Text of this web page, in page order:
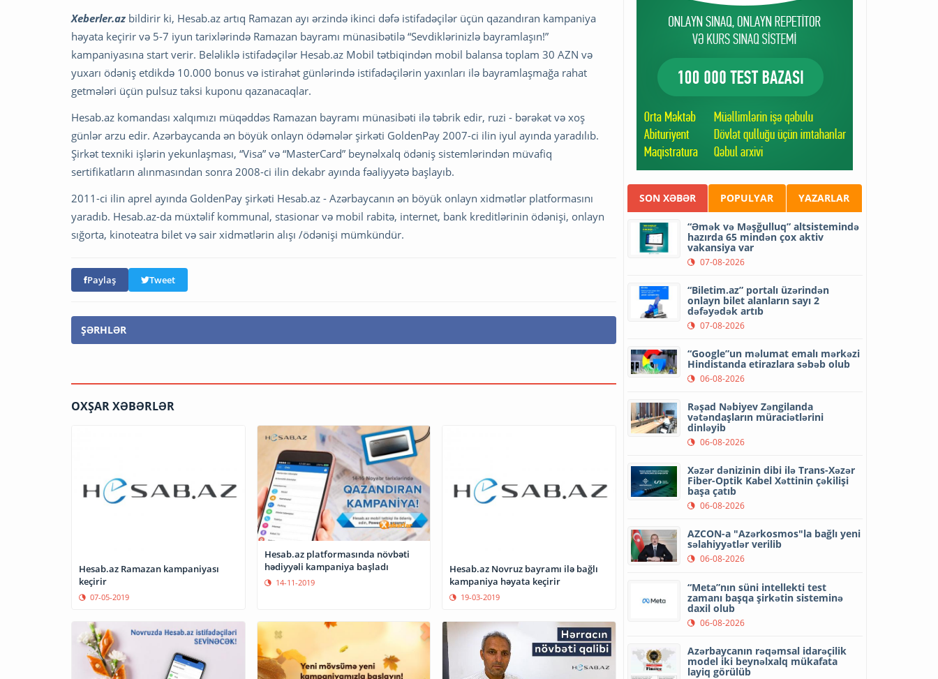
Xeberler.az bildirir ki, Hesab.az artıq Ramazan ayı ərzində ikinci dəfə istifadəçilər üçün qazandıran kampaniya
həyata keçirir və 5-7 iyun tarixlərində Ramazan bayramı münasibətilə “Sevdiklərinizlə bayramlaşın!”
kampaniyasına start verir. Beləliklə istifadəçilər Hesab.az Mobil tətbiqindən mobil balansa toplam 30 AZN və
yuxarı ödəniş etdikdə 10.000 bonus və istirahət günlərində istifadəçilərin yaxınları ilə bayramlaşmağa rahat
getmələri üçün pulsuz taksi kuponu qazanacaqlar.
Hesab.az komandası xalqımızı müqəddəs Ramazan bayramı münasibəti ilə təbrik edir, ruzi - bərəkət və xoş
günlər arzu edir. Azərbaycanda ən böyük onlayn ödəmələr şirkəti GoldenPay 2007-ci ilin iyul ayında yaradılıb.
Şirkət texniki işlərin yekunlaşması, “Visa” və “MasterCard” beynəlxalq ödəniş sistemlərindən müvafiq
sertifikatların alınmasından sonra 2008-ci ilin dekabr ayında fəaliyyətə başlayıb.
2011-ci ilin aprel ayında GoldenPay şirkəti Hesab.az - Azərbaycanın ən böyük onlayn xidmətlər platformasını
yaradıb. Hesab.az-da müxtəlif kommunal, stasionar və mobil rabitə, internet, bank kreditlərinin ödənişi, onlayn
sığorta, kinoteatra bilet və sair xidmətlərin alışı /ödənişi mümkündür.
Paylaş Tweet
ŞƏRHLƏR
OXŞAR XƏBƏRLƏR
Hesab.az Ramazan kampaniyası
keçirir
07-05-2019
Hesab.az platformasında növbəti
hədiyyəli kampaniya başladı
14-11-2019
Hesab.az Novruz bayramı ilə bağlı
kampaniya həyata keçirir
19-03-2019
SON XƏBƏR POPULYAR YAZARLAR
“Əmək və Məşğulluq” altsistemində
hazırda 65 mindən çox aktiv
vakansiya var
07-08-2026
“Biletim.az” portalı üzərindən
onlayn bilet alanların sayı 2
dəfəyədək artıb
07-08-2026
“Google”un məlumat emalı mərkəzi
Hindistanda etirazlara səbəb olub
06-08-2026
Rəşad Nəbiyev Zəngilanda
vətəndaşların müraciətlərini
dinləyib
06-08-2026
Xəzər dənizinin dibi ilə Trans-Xəzər
Fiber-Optik Kabel Xəttinin çəkilişi
başa çatıb
06-08-2026
AZCON-a "Azərkosmos"la bağlı yeni
səlahiyyətlər verilib
06-08-2026
“Meta”nın süni intellekti test
zamanı başqa şirkətin sisteminə
daxil olub
06-08-2026
Azərbaycanın rəqəmsal idarəçilik
model iki beynəlxalq mükafata
layiq görülüb